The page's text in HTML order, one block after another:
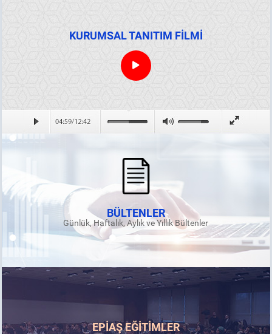
KURUMSAL TANITIM FİLMİ
BÜLTENLER
Günlük, Haftalık, Aylık ve Yıllık Bültenler
EPİAŞ EĞİTİMLER